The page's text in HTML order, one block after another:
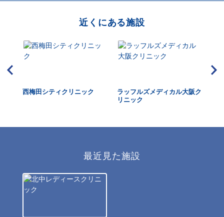
近くにある施設
西梅田シティクリニック
ラッフルズメディカル大阪ク
リニック
最近見た施設